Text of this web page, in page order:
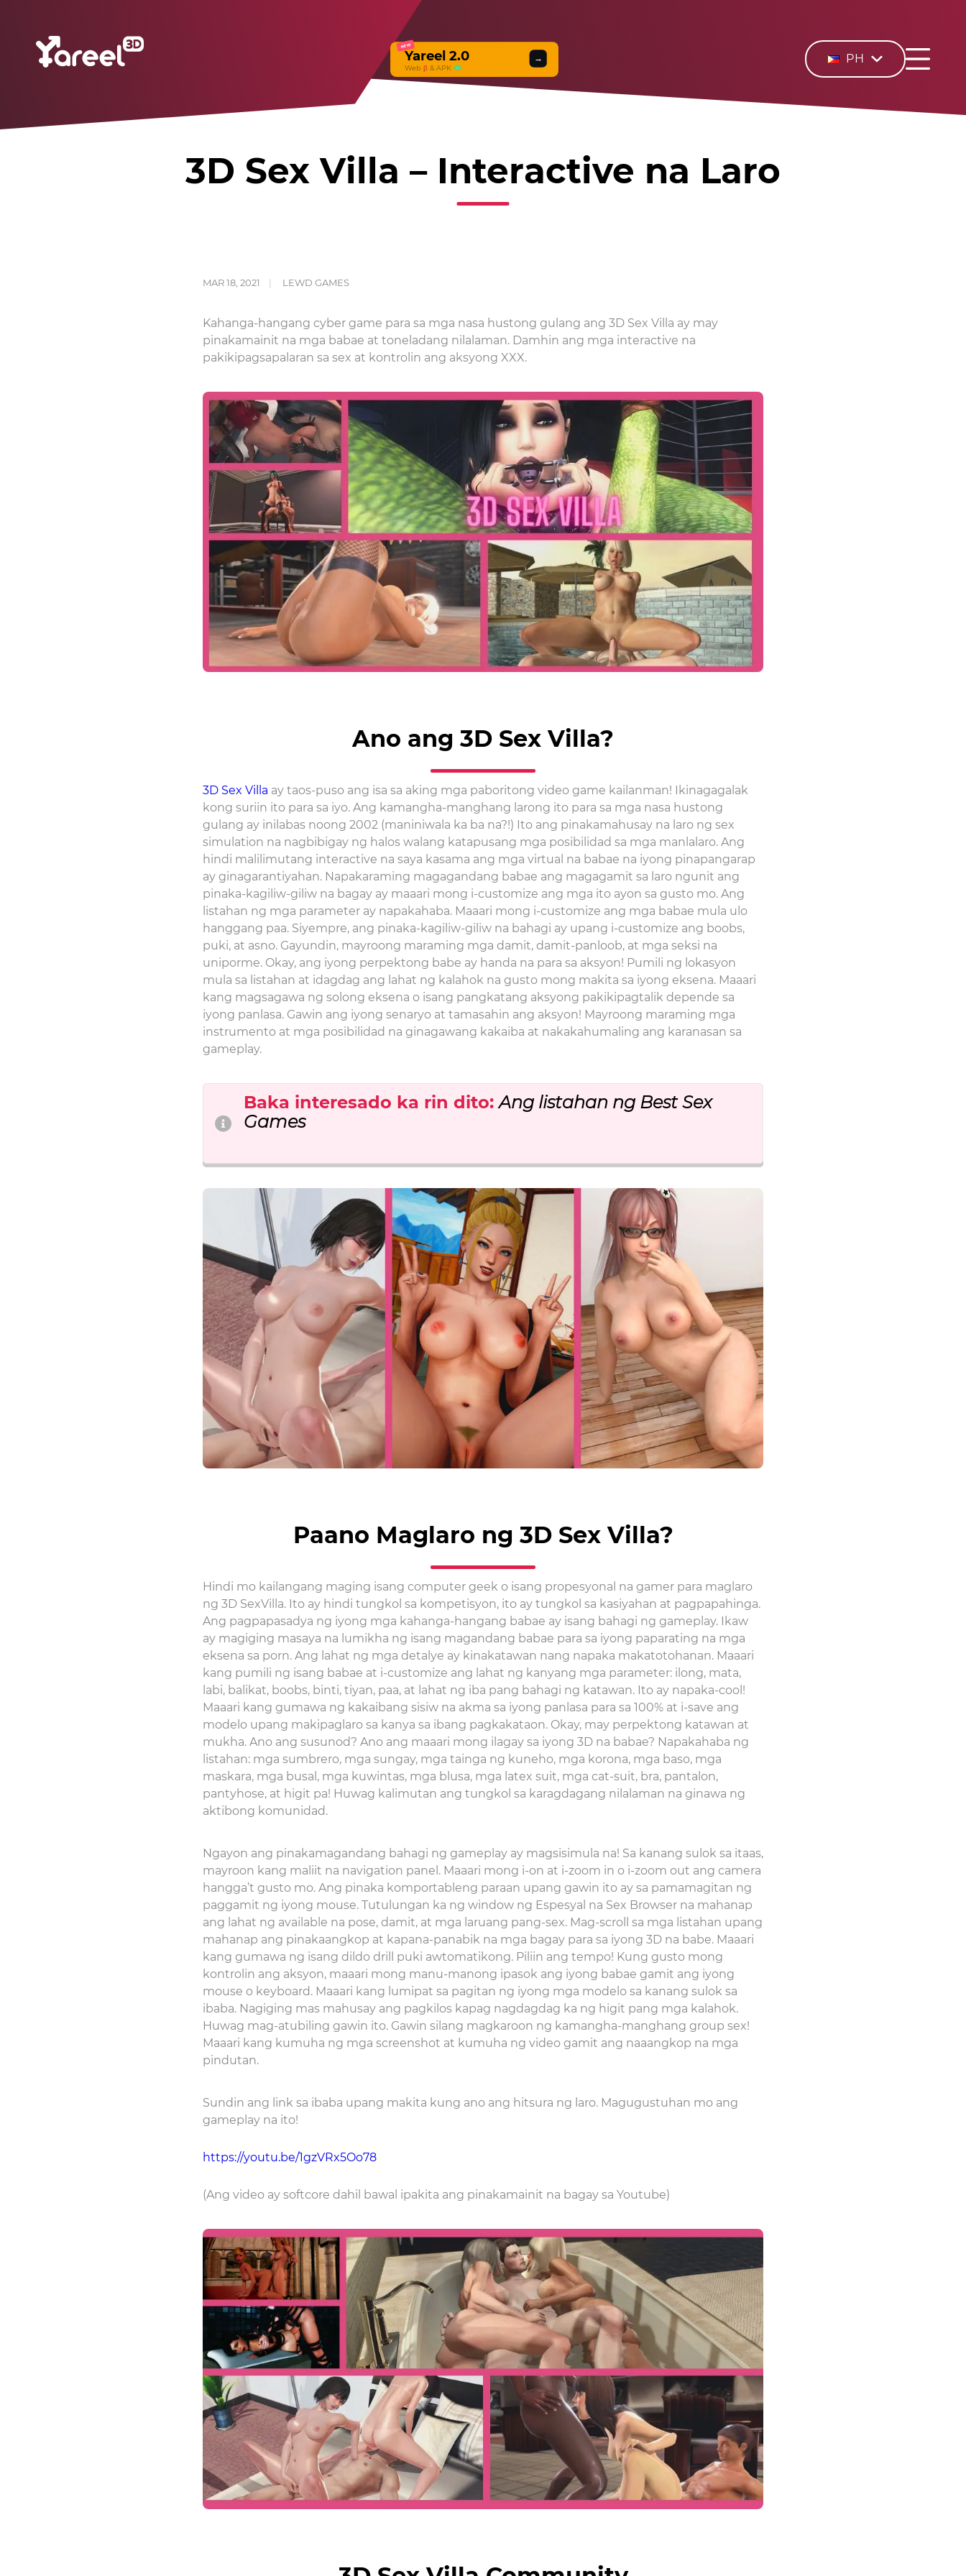
NEW
Yareel 2.0
Webβ & APK
→ PH
3D Sex Villa – Interactive na Laro
MAR 18, 2021 LEWD GAMES
Kahanga-hangang cyber game para sa mga nasa hustong gulang ang 3D Sex Villa ay may
pinakamainit na mga babae at toneladang nilalaman. Damhin ang mga interactive na
pakikipagsapalaran sa sex at kontrolin ang aksyong XXX.
Ano ang 3D Sex Villa?
3D Sex Villa ay taos-puso ang isa sa aking mga paboritong video game kailanman! Ikinagagalak
kong suriin ito para sa iyo. Ang kamangha-manghang larong ito para sa mga nasa hustong
gulang ay inilabas noong 2002 (maniniwala ka ba na?!) Ito ang pinakamahusay na laro ng sex
simulation na nagbibigay ng halos walang katapusang mga posibilidad sa mga manlalaro. Ang
hindi malilimutang interactive na saya kasama ang mga virtual na babae na iyong pinapangarap
ay ginagarantiyahan. Napakaraming magagandang babae ang magagamit sa laro ngunit ang
pinaka-kagiliw-giliw na bagay ay maaari mong i-customize ang mga ito ayon sa gusto mo. Ang
listahan ng mga parameter ay napakahaba. Maaari mong i-customize ang mga babae mula ulo
hanggang paa. Siyempre, ang pinaka-kagiliw-giliw na bahagi ay upang i-customize ang boobs,
puki, at asno. Gayundin, mayroong maraming mga damit, damit-panloob, at mga seksi na
uniporme. Okay, ang iyong perpektong babe ay handa na para sa aksyon! Pumili ng lokasyon
mula sa listahan at idagdag ang lahat ng kalahok na gusto mong makita sa iyong eksena. Maaari
kang magsagawa ng solong eksena o isang pangkatang aksyong pakikipagtalik depende sa
iyong panlasa. Gawin ang iyong senaryo at tamasahin ang aksyon! Mayroong maraming mga
instrumento at mga posibilidad na ginagawang kakaiba at nakakahumaling ang karanasan sa
gameplay.
Baka interesado ka rin dito: Ang listahan ng Best Sex
Games
Paano Maglaro ng 3D Sex Villa?
Hindi mo kailangang maging isang computer geek o isang propesyonal na gamer para maglaro
ng 3D SexVilla. Ito ay hindi tungkol sa kompetisyon, ito ay tungkol sa kasiyahan at pagpapahinga.
Ang pagpapasadya ng iyong mga kahanga-hangang babae ay isang bahagi ng gameplay. Ikaw
ay magiging masaya na lumikha ng isang magandang babae para sa iyong paparating na mga
eksena sa porn. Ang lahat ng mga detalye ay kinakatawan nang napaka makatotohanan. Maaari
kang pumili ng isang babae at i-customize ang lahat ng kanyang mga parameter: ilong, mata,
labi, balikat, boobs, binti, tiyan, paa, at lahat ng iba pang bahagi ng katawan. Ito ay napaka-cool!
Maaari kang gumawa ng kakaibang sisiw na akma sa iyong panlasa para sa 100% at i-save ang
modelo upang makipaglaro sa kanya sa ibang pagkakataon. Okay, may perpektong katawan at
mukha. Ano ang susunod? Ano ang maaari mong ilagay sa iyong 3D na babae? Napakahaba ng
listahan: mga sumbrero, mga sungay, mga tainga ng kuneho, mga korona, mga baso, mga
maskara, mga busal, mga kuwintas, mga blusa, mga latex suit, mga cat-suit, bra, pantalon,
pantyhose, at higit pa! Huwag kalimutan ang tungkol sa karagdagang nilalaman na ginawa ng
aktibong komunidad.
Ngayon ang pinakamagandang bahagi ng gameplay ay magsisimula na! Sa kanang sulok sa itaas,
mayroon kang maliit na navigation panel. Maaari mong i-on at i-zoom in o i-zoom out ang camera
hangga’t gusto mo. Ang pinaka komportableng paraan upang gawin ito ay sa pamamagitan ng
paggamit ng iyong mouse. Tutulungan ka ng window ng Espesyal na Sex Browser na mahanap
ang lahat ng available na pose, damit, at mga laruang pang-sex. Mag-scroll sa mga listahan upang
mahanap ang pinakaangkop at kapana-panabik na mga bagay para sa iyong 3D na babe. Maaari
kang gumawa ng isang dildo drill puki awtomatikong. Piliin ang tempo! Kung gusto mong
kontrolin ang aksyon, maaari mong manu-manong ipasok ang iyong babae gamit ang iyong
mouse o keyboard. Maaari kang lumipat sa pagitan ng iyong mga modelo sa kanang sulok sa
ibaba. Nagiging mas mahusay ang pagkilos kapag nagdagdag ka ng higit pang mga kalahok.
Huwag mag-atubiling gawin ito. Gawin silang magkaroon ng kamangha-manghang group sex!
Maaari kang kumuha ng mga screenshot at kumuha ng video gamit ang naaangkop na mga
pindutan.
Sundin ang link sa ibaba upang makita kung ano ang hitsura ng laro. Magugustuhan mo ang
gameplay na ito!
https://youtu.be/1gzVRx5Oo78
(Ang video ay softcore dahil bawal ipakita ang pinakamainit na bagay sa Youtube)